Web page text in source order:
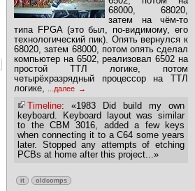
68000, 68020,
затем на чём-то
типа FPGA (это был, по-видимому, его
технологический пик). Опять вернулся к
68020, затем 68000, потом опять сделал
компьютер на 6502, реализовал 6502 на
простой ТТЛ логике, потом
четырёхразрядный процессор на ТТЛ
логике, ...далее
Timeline: «1983 Did build my own
keyboard. Keyboard layout was similar
to the CBM 3016, added a few keys
when connecting it to a C64 some years
later. Stopped any attempts of etching
PCBs at home after this project...»
it oldcomps